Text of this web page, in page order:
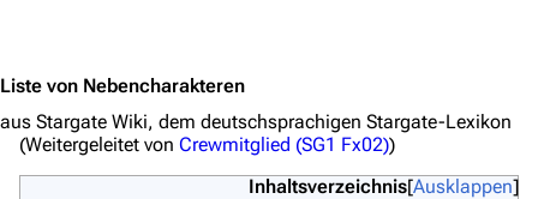
Liste von Nebencharakteren
aus Stargate Wiki, dem deutschsprachigen Stargate-Lexikon
(Weitergeleitet von Crewmitglied (SG1 Fx02))
Ausklappen
Inhaltsverzeichnis